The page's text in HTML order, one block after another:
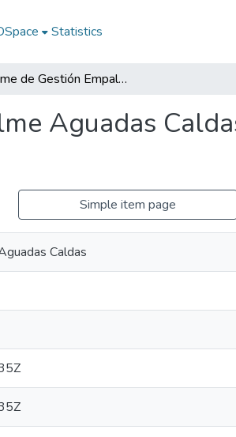
Statistics
Informe de Gestión Empalme Aguadas Caldas 2012: IG Empalme Aguadas Caldas 2012
Aguadas
Simple item page
Caldas